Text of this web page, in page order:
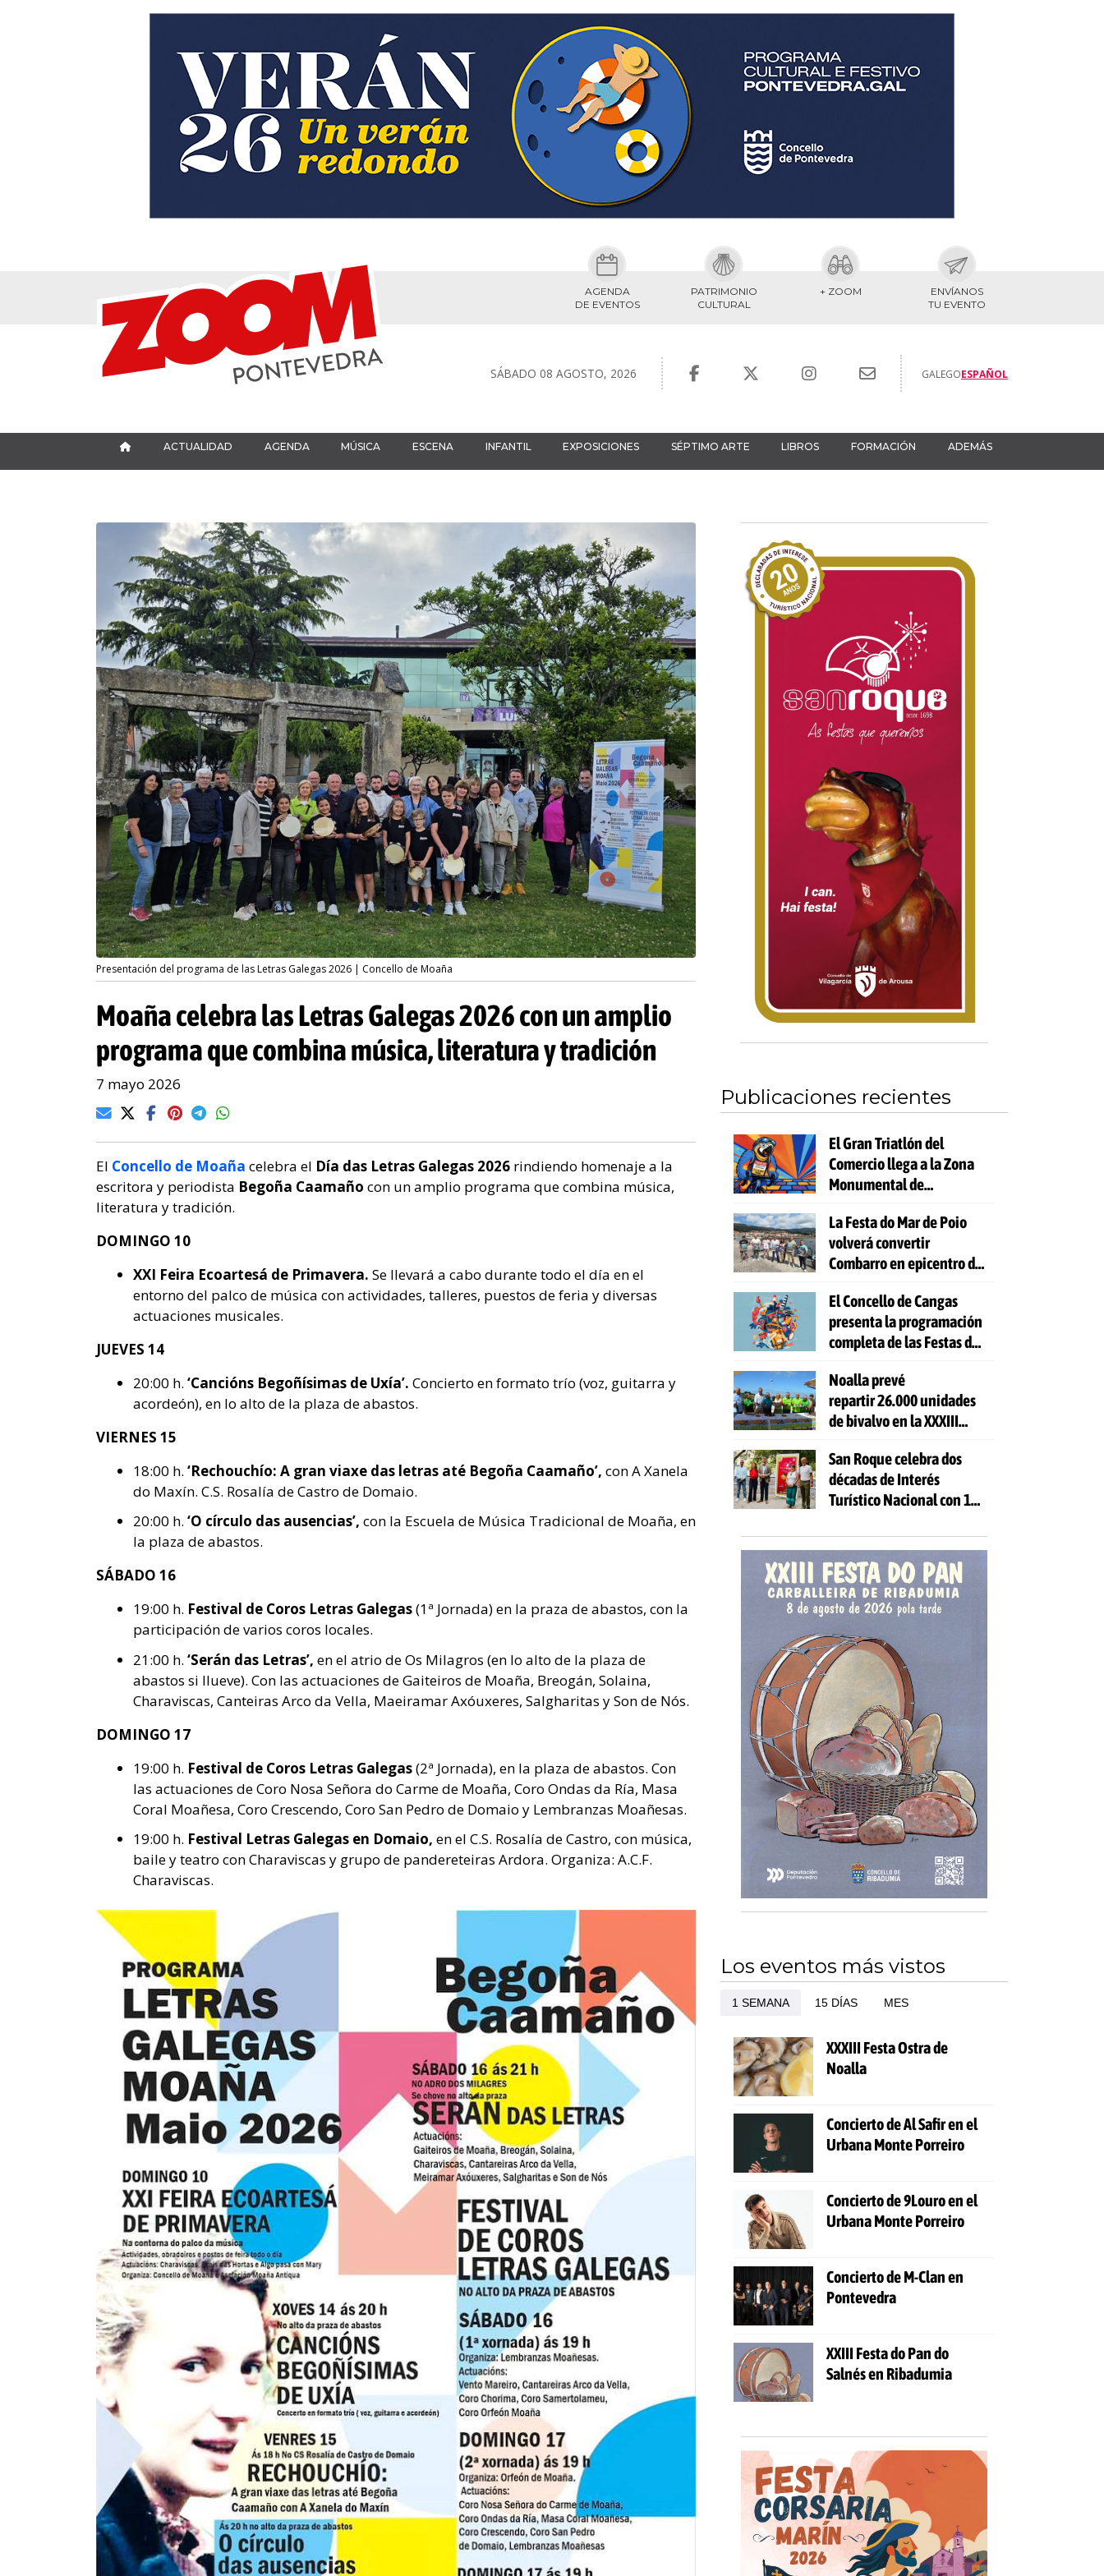
AGENDA
DE EVENTOS
PATRIMONIO
CULTURAL
+ ZOOM
ENVÍANOS
TU EVENTO
SÁBADO 08 AGOSTO, 2026 GALEGOESPAÑOL
ACTUALIDAD AGENDA MÚSICA ESCENA INFANTIL EXPOSICIONES SÉPTIMO ARTE LIBROS FORMACIÓN ADEMÁS
Presentación del programa de las Letras Galegas 2026 | Concello de Moaña
Moaña celebra las Letras Galegas 2026 con un amplio
programa que combina música, literatura y tradición
7 mayo 2026
El Concello de Moaña celebra el Día das Letras Galegas 2026 rindiendo homenaje a la
escritora y periodista Begoña Caamaño con un amplio programa que combina música,
literatura y tradición.
DOMINGO 10
XXI Feira Ecoartesá de Primavera. Se llevará a cabo durante todo el día en el
entorno del palco de música con actividades, talleres, puestos de feria y diversas
actuaciones musicales.
JUEVES 14
20:00 h. ‘Cancións Begoñísimas de Uxía’. Concierto en formato trío (voz, guitarra y
acordeón), en lo alto de la plaza de abastos.
VIERNES 15
18:00 h. ‘Rechouchío: A gran viaxe das letras até Begoña Caamaño’, con A Xanela
do Maxín. C.S. Rosalía de Castro de Domaio.
20:00 h. ‘O círculo das ausencias’, con la Escuela de Música Tradicional de Moaña, en
la plaza de abastos.
SÁBADO 16
19:00 h. Festival de Coros Letras Galegas(1ª Jornada) en la praza de abastos, con la
participación de varios coros locales.
21:00 h. ‘Serán das Letras’, en el atrio de Os Milagros (en lo alto de la plaza de
abastos si llueve). Con las actuaciones de Gaiteiros de Moaña, Breogán, Solaina,
Charaviscas, Canteiras Arco da Vella, Maeiramar Axóuxeres, Salgharitas y Son de Nós.
DOMINGO 17
19:00 h. Festival de Coros Letras Galegas(2ª Jornada), en la plaza de abastos. Con
las actuaciones de Coro Nosa Señora do Carme de Moaña, Coro Ondas da Ría, Masa
Coral Moañesa, Coro Crescendo, Coro San Pedro de Domaio y Lembranzas Moañesas.
19:00 h. Festival Letras Galegas en Domaio, en el C.S. Rosalía de Castro, con música,
baile y teatro con Charaviscas y grupo de pandereteiras Ardora. Organiza: A.C.F.
Charaviscas.
Publicaciones recientes
El Gran Triatlón del
Comercio llega a la Zona
Monumental de
La Festa do Mar de Poio
volverá convertir
Combarro en epicentro de
El Concello de Cangas
presenta la programación
completa de las Festas do
Noalla prevé
repartir 26.000 unidades
de bivalvo en la XXXIII
San Roque celebra dos
décadas de Interés
Turístico Nacional con 10
actividades gratuitas
Los eventos más vistos
1 SEMANA 15 DÍAS MES
XXXIII Festa Ostra de
Noalla
Concierto de Al Safir en el
Urbana Monte Porreiro
Concierto de 9Louro en el
Urbana Monte Porreiro
Concierto de M-Clan en
Pontevedra
XXIII Festa do Pan do
Salnés en Ribadumia